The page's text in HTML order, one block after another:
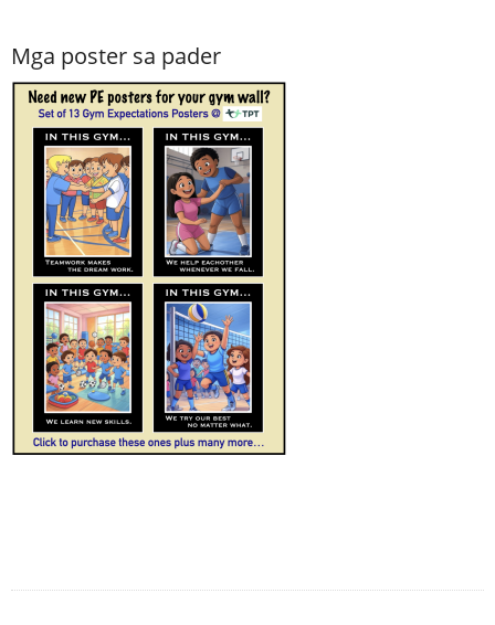
Mga poster sa pader